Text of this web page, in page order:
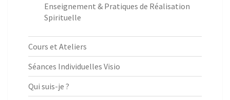
Enseignement & Pratiques de Réalisation
Spirituelle
Cours et Ateliers
Séances Individuelles Visio
Qui suis-je ?